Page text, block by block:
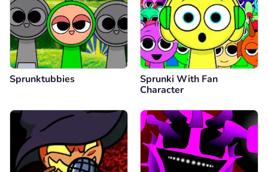
Sprunktubbies
Sprunki With Fan
Character